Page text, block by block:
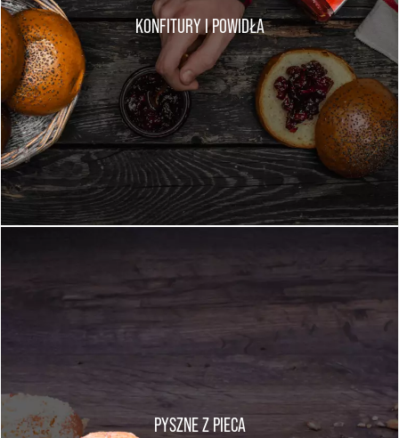
KONFITURY I POWIDŁA
PYSZNE Z PIECA